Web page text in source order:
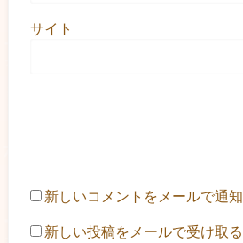
サイト
新しいコメントをメールで通知
新しい投稿をメールで受け取る